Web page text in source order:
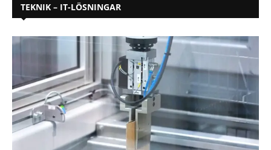
TEKNIK – IT-LÖSNINGAR